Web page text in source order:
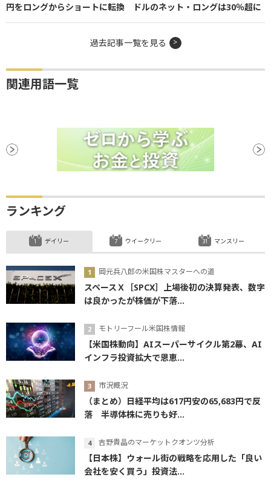
円をロングからショートに転換 ドルのネット・ロングは30％超に
過去記事一覧を見る
関連用語一覧
ランキング
デイリー
岡元兵八郎の米国株マスターへの道
スペースＸ［SPCX］上場後初の決算発表、数字
は良かったが株価が下落...
モトリーフール米国株情報
【米国株動向】AIスーパーサイクル第2幕、AI
インフラ投資拡大で恩恵...
市況概況
（まとめ）日経平均は617円安の65,683円で反
落 半導体株に売りも好...
吉野貴晶のマーケットクオンツ分析
【日本株】ウォール街の戦略を応用した「良い
会社を安く買う」投資法...
ウイークリー マンスリー